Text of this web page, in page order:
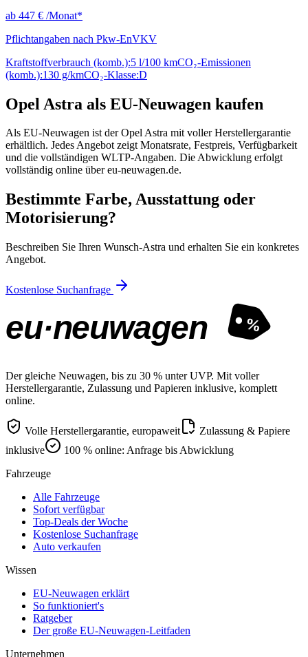
ab 447 € /Monat*
Pflichtangaben nach Pkw-EnVKV
Kraftstoffverbrauch (komb.):5 l/100 kmCO₂-Emissionen
(komb.):130 g/kmCO₂-Klasse:D
Opel Astra als EU-Neuwagen kaufen
Als EU-Neuwagen ist der Opel Astra mit voller Herstellergarantie
erhältlich. Jedes Angebot zeigt Monatsrate, Festpreis, Verfügbarkeit
und die vollständigen WLTP-Angaben. Die Abwicklung erfolgt
vollständig online über eu-neuwagen.de.
Bestimmte Farbe, Ausstattung oder
Motorisierung?
Beschreiben Sie Ihren Wunsch-Astra und erhalten Sie ein konkretes
Angebot.
Kostenlose Suchanfrage
eu·neuwagen %
Der gleiche Neuwagen, bis zu 30 % unter UVP. Mit voller
Herstellergarantie, Zulassung und Papieren inklusive, komplett
online.
Volle Herstellergarantie, europaweit
Zulassung & Papiere
inklusive
100 % online: Anfrage bis Abwicklung
Fahrzeuge
Alle Fahrzeuge
Sofort verfügbar
Top-Deals der Woche
Kostenlose Suchanfrage
Auto verkaufen
Wissen
EU-Neuwagen erklärt
So funktioniert's
Ratgeber
Der große EU-Neuwagen-Leitfaden
Unternehmen